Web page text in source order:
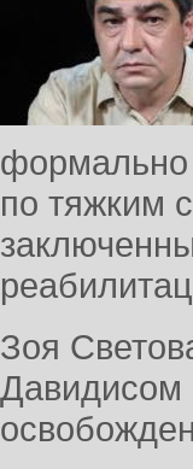
формально
по тяжким
Зоя
Давидисом